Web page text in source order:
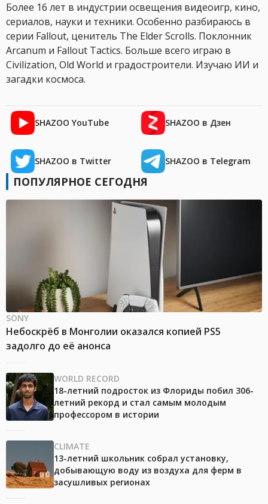
Более 16 лет в индустрии освещения видеоигр, кино,
сериалов, науки и техники. Особенно разбираюсь в
серии Fallout, ценитель The Elder Scrolls. Поклонник
Arcanum и Fallout Tactics. Больше всего играю в
Civilization, Old World и градостроители. Изучаю ИИ и
загадки космоса.
SHAZOO YouTube SHAZOO в Дзен
SHAZOO в Twitter SHAZOO в Telegram
ПОПУЛЯРНОЕ СЕГОДНЯ
SONY
Небоскрёб в Монголии оказался копией PS5
задолго до её анонса
WORLD RECORD
18-летний подросток из Флориды побил 306-
летний рекорд и стал самым молодым
профессором в истории
CLIMATE
13-летний школьник собрал установку,
добывающую воду из воздуха для ферм в
засушливых регионах